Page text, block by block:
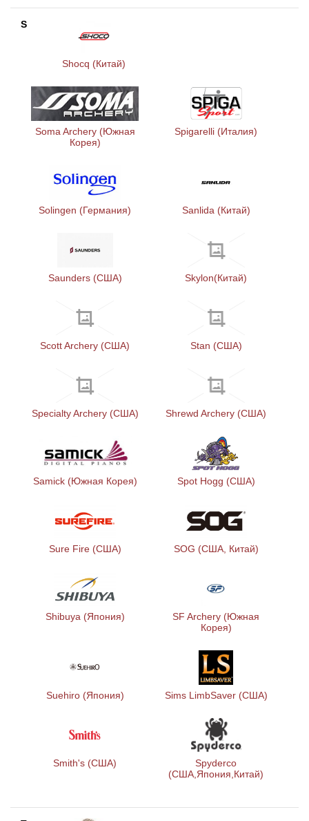
S
Shocq (Китай)
Soma Archery (Южная
Корея)
Spigarelli (Италия)
Solingen (Германия) Sanlida (Китай)
Saunders (США) Skylon(Китай)
Scott Archery (США) Stan (США)
Specialty Archery (США) Shrewd Archery (США)
Samick (Южная Корея) Spot Hogg (США)
Sure Fire (США) SOG (США, Китай)
Shibuya (Япония)
SF Archery (Южная
Корея)
Suehiro (Япония) Sims LimbSaver (США)
Smith's (США)
Spyderco
(США,Япония,Китай)